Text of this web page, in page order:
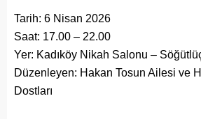
Tarih: 6 Nisan 2026
Saat: 17.00 – 22.00
Yer: Kadıköy Nikah Salonu –
Düzenleyen: Hakan Tosun Ailesi ve
Dostları